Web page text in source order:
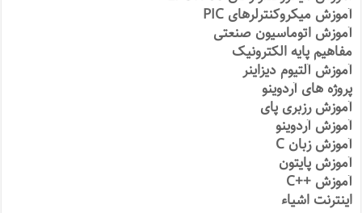
آموزش میکروکنترلرهای PIC
آموزش اتوماسیون صنعتی
مفاهیم پایه الکترونیک
آموزش آلتیوم دیزاینر
پروژه های آردوینو
آموزش رزبری پای
آموزش آردوینو
آموزش زبان C
آموزش پایتون
آموزش ++C
اینترنت اشیاء